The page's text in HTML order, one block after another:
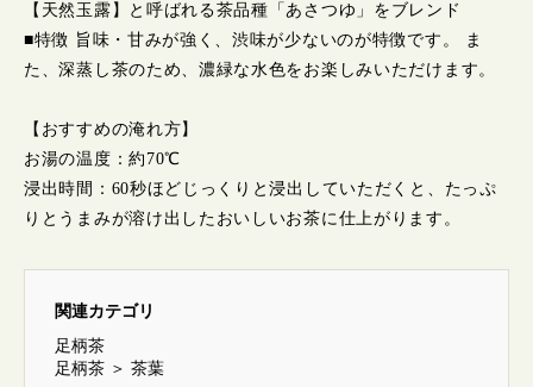
【天然玉露】と呼ばれる茶品種「あさつゆ」をブレンド
■特徴 旨味・甘みが強く、渋味が少ないのが特徴です。 ま
た、深蒸し茶のため、濃緑な水色をお楽しみいただけます。
【おすすめの淹れ方】
お湯の温度：約70℃
浸出時間：60秒ほどじっくりと浸出していただくと、たっぷ
りとうまみが溶け出したおいしいお茶に仕上がります。
関連カテゴリ
足柄茶
足柄茶 ＞ 茶葉